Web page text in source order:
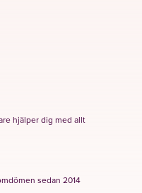
hjälper dig med allt
sedan 2014